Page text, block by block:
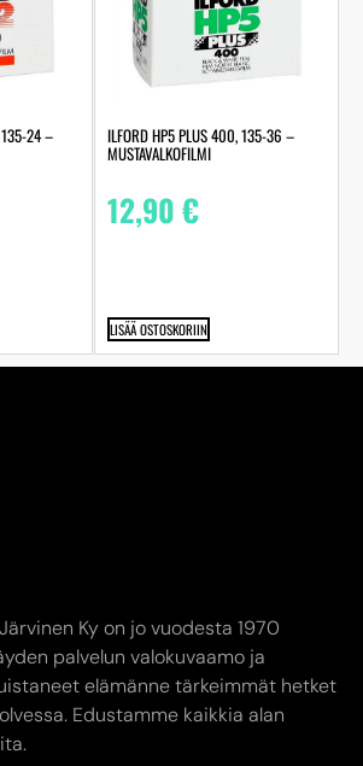
135-24 – ILFORD HP5 PLUS 400, 135-36 –
MUSTAVALKOFILMI
12,90€
LISÄÄ OSTOSKORIIN
Ky on jo vuodesta 1970
palvelun valokuvaamo ja
elämänne tärkeimmät hetket
Edustamme kaikkia alan